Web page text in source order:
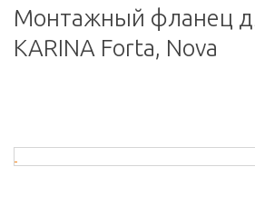
Монтажный фланец
KARINA Forta, Nova